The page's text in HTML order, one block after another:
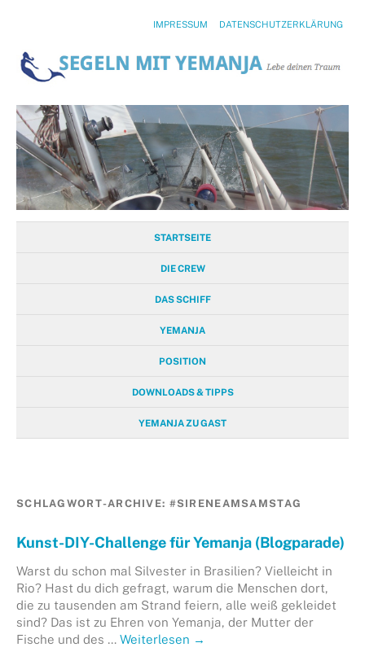
IMPRESSUM DATENSCHUTZERKLÄRUNG
STARTSEITE
DIE CREW
DAS SCHIFF
YEMANJA
POSITION
DOWNLOADS & TIPPS
YEMANJA ZU GAST
SCHLAGWORT-ARCHIVE: #SIRENEAMSAMSTAG
Kunst-DIY-Challenge für Yemanja (Blogparade)
Warst du schon mal Silvester in Brasilien? Vielleicht in
Rio? Hast du dich gefragt, warum die Menschen dort,
die zu tausenden am Strand feiern, alle weiß gekleidet
sind? Das ist zu Ehren von Yemanja, der Mutter der
Fische und des … Weiterlesen →